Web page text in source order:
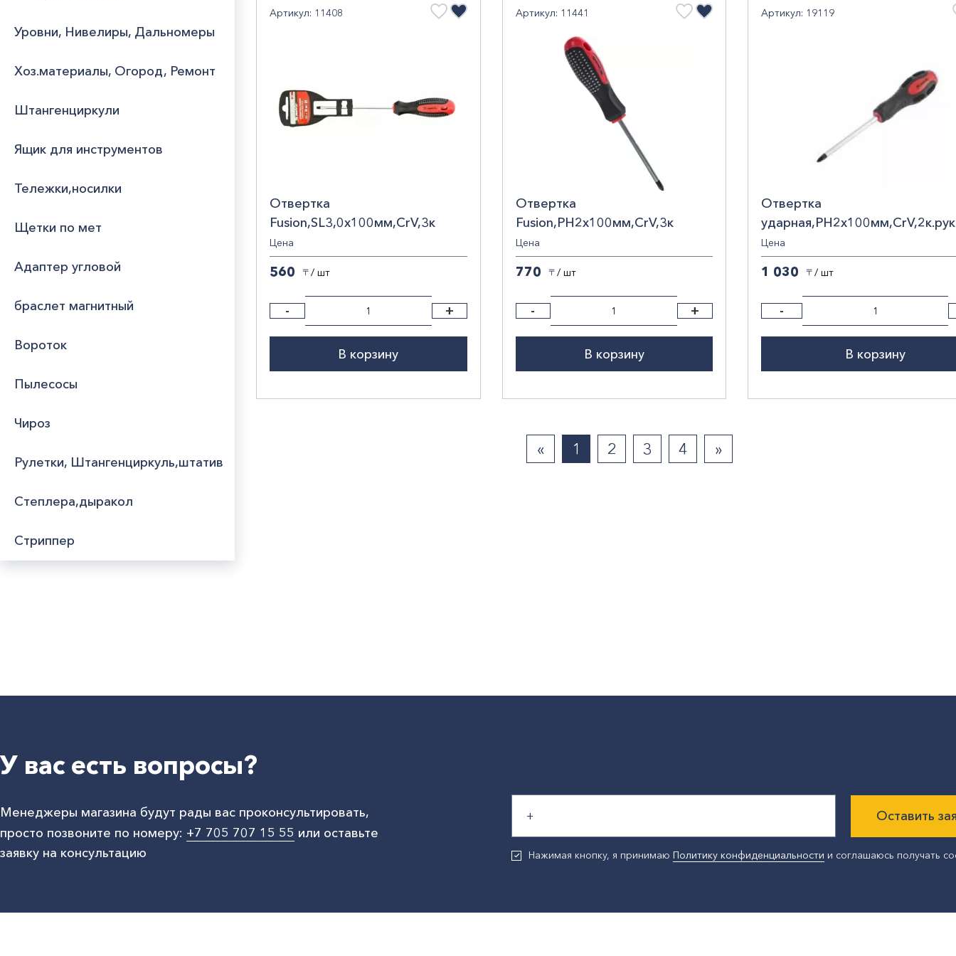
Уровни, Нивелиры, Дальномеры
Хоз.материалы, Огород, Ремонт
Штангенциркули
Ящик для инструментов
Тележки,носилки
Щетки по мет
Адаптер угловой
браслет магнитный
Вороток
Пылесосы
Чироз
Рулетки, Штангенциркуль,штатив
Степлера,дыракол
Стриппер
Артикул: 11408
Отвертка
Fusion,SL3,0х100мм,CrV,3к
рукоятка "anti slip" Matrix
11408
Цена
560 〒 / шт
- +
В корзину
Артикул: 11441
Отвертка
Fusion,PH2х100мм,CrV,3к
рукоятка "anti slip" Matrix
11441
Цена
770 〒 / шт
- +
В корзину
Артикул: 19119
Отвертка
Matrix 19119
Цена
1 030 〒 / шт
-
В корзину
« 1 2 3 4 »
У вас есть вопросы?
Менеджеры магазина будут рады вас проконсультировать,
просто позвоните по номеру: +7 705 707 15 55 или оставьте
заявку на консультацию
Оставить
Нажимая кнопку, я принимаюПолитику конфиденциальности и соглашаюсь получать